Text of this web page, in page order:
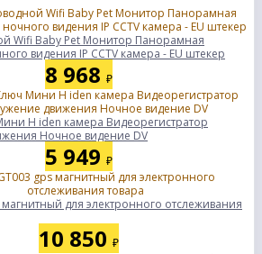
Wifi Baby Pet Монитор Панорамная
видения IP CCTV камера - EU штекер
8 968 ₽
H iden камера Видеорегистратор
Ночное видение DV
5 949 ₽
для электронного отслеживания
10 850 ₽